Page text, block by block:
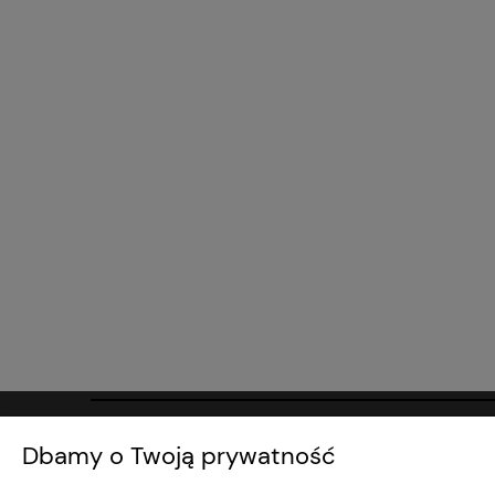
Regulamin Sklepu
Dbamy o Twoją prywatność